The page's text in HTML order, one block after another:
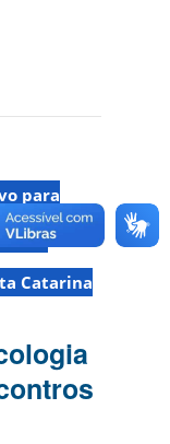
para
da
Catarina